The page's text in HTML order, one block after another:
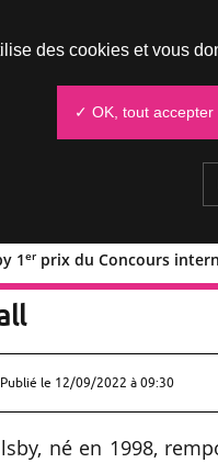
1er prix du Concours
Kilsby 1erprix
le 12/09/2022 à 09:30
né en 1998,
des cookies et vous
✓ OK, tout accepter